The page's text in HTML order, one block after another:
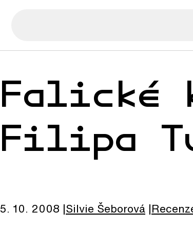
Falické
Filipa
5. 10. 2008 Silvie Šeborová